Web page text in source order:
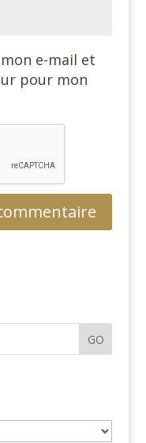
e-mail et
pour mon
GO